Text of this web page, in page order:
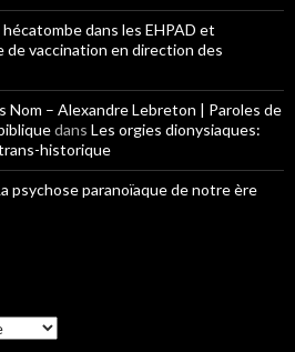
dans les EHPAD et
de vaccination en direction des
Nom – Alexandre Lebreton | Paroles de
dans Les orgies dionysiaques:
historique
psychose paranoïaque de notre ère